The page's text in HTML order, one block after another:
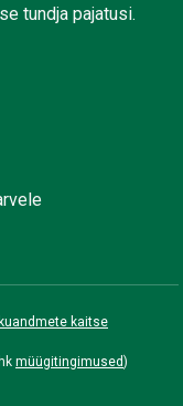
tundja pajatusi.
kaitse
müügitingimused)